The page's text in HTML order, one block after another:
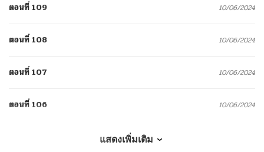
ตอนที่ 109 10/06/2024
ตอนที่ 108 10/06/2024
ตอนที่ 107 10/06/2024
ตอนที่ 106 10/06/2024
แสดงเพิ่มเติม